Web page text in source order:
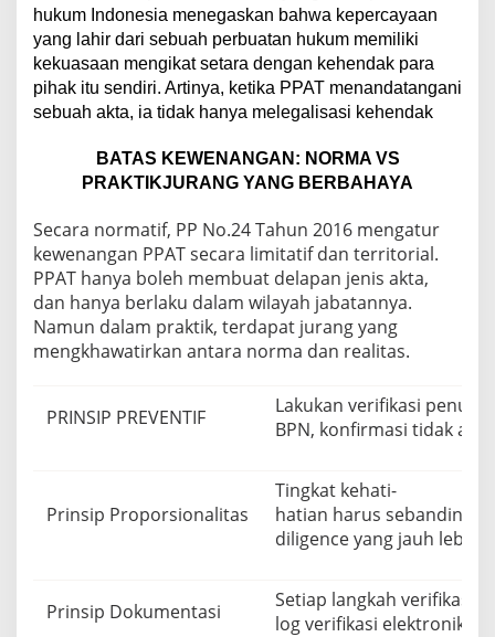
hukum Indonesia menegaskan bahwa kepercayaan
yang lahir dari sebuah perbuatan hukum memiliki
kekuasaan mengikat setara dengan kehendak para
pihak itu sendiri. Artinya, ketika PPAT menandatangani
sebuah akta, ia tidak hanya melegalisasi kehendak
BATAS KEWENANGAN: NORMA VS
PRAKTIKJURANG YANG BERBAHAYA
Secara normatif, PP No.24 Tahun 2016 mengatur
kewenangan PPAT secara limitatif dan territorial.
PPAT hanya boleh membuat delapan jenis akta,
dan hanya berlaku dalam wilayah jabatannya.
Namun dalam praktik, terdapat jurang yang
mengkhawatirkan antara norma dan realitas.
PRINSIP PREVENTIF
Lakukan verifikasi penuh
BPN, konfirmasi tidak
Prinsip Proporsionalitas
Tingkat kehati-
hatian harus sebanding
diligence yang jauh lebih
Prinsip Dokumentasi
Setiap langkah verifikasi
log verifikasi elektronik